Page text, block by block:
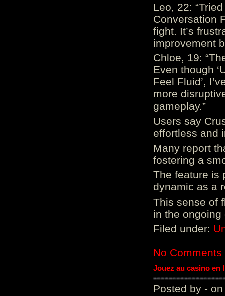
Leo, 22:
Conversation
fight. It’s
improvement
Chloe, 19:
Even though
Feel Fluid’,
more
gameplay.”
Users say
effortless and
Many report
fostering a
The feature is
dynamic as a
This sense of
in the ongoing
Filed under:
No Comments
Jouez au casino en
Posted by - on